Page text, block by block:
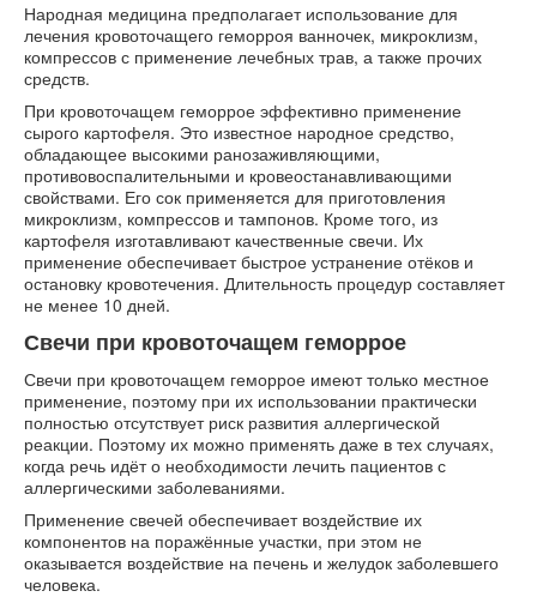
Народная медицина предполагает использование для
лечения кровоточащего геморроя ванночек, микроклизм,
компрессов с применение лечебных трав, а также прочих
средств.
При кровоточащем геморрое эффективно применение
сырого картофеля. Это известное народное средство,
обладающее высокими ранозаживляющими,
противовоспалительными и кровеостанавливающими
свойствами. Его сок применяется для приготовления
микроклизм, компрессов и тампонов. Кроме того, из
картофеля изготавливают качественные свечи. Их
применение обеспечивает быстрое устранение отёков и
остановку кровотечения. Длительность процедур составляет
не менее 10 дней.
Свечи при кровоточащем геморрое
Свечи при кровоточащем геморрое имеют только местное
применение, поэтому при их использовании практически
полностью отсутствует риск развития аллергической
реакции. Поэтому их можно применять даже в тех случаях,
когда речь идёт о необходимости лечить пациентов с
аллергическими заболеваниями.
Применение свечей обеспечивает воздействие их
компонентов на поражённые участки, при этом не
оказывается воздействие на печень и желудок заболевшего
человека.